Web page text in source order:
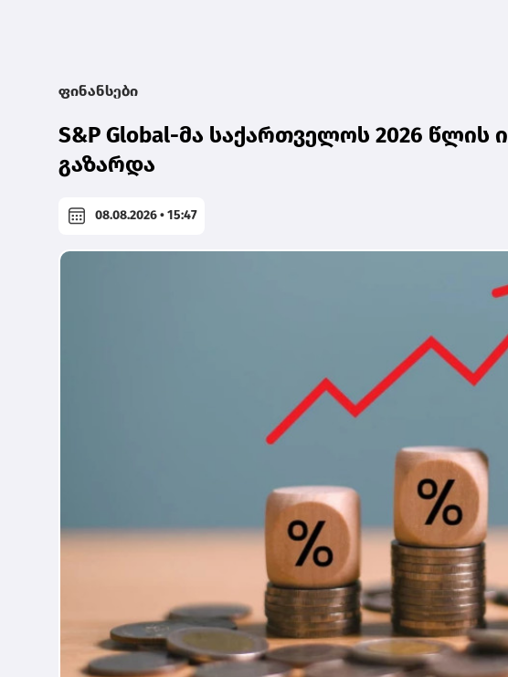
ფინანსები
S&P Global-მა საქართველოს 2026 წლის
გაზარდა
08.08.2026 • 15:47